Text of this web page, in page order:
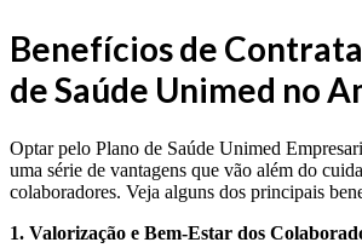
Benefícios de
de Saúde Unimed no
Optar pelo Plano de Saúde Unimed
uma série de vantagens que vão além do
colaboradores. Veja alguns dos principais
1. Valorização e Bem-Estar dos